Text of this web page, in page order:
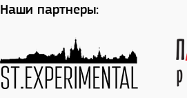
Наши партнеры: